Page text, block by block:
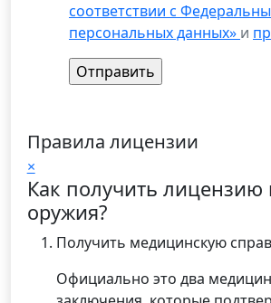
соответствии с
персональных данных» и
Правила лицензии
×
Как получить лицензию
оружия?
Получить медицинскую
Официально это два